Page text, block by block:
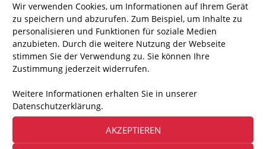
Wir verwenden Cookies, um Informationen auf Ihrem Gerät
zu speichern und abzurufen. Zum Beispiel, um Inhalte zu
personalisieren und Funktionen für soziale Medien
anzubieten. Durch die weitere Nutzung der Webseite
stimmen Sie der Verwendung zu. Sie können Ihre
Zustimmung jederzeit widerrufen.
Weitere Informationen erhalten Sie in unserer
Datenschutzerklärung.
AKZEPTIEREN
+++ Demo 30.06.2026
▸ ÜBER AKTION FAIR PLAY
Aktion Fair Play – kurz: AFP – ist eine engagierte
Bürgerbewegung von Tierfreunden, die Demos und
Infostände zu vielen Tierrechtsthemen organisiert.
Das sind wir, Team Berlin